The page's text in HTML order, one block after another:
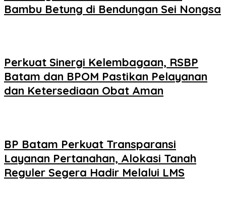
Bambu Betung di Bendungan Sei Nongsa
Perkuat Sinergi Kelembagaan, RSBP
Batam dan BPOM Pastikan Pelayanan
dan Ketersediaan Obat Aman
BP Batam Perkuat Transparansi
Layanan Pertanahan, Alokasi Tanah
Reguler Segera Hadir Melalui LMS